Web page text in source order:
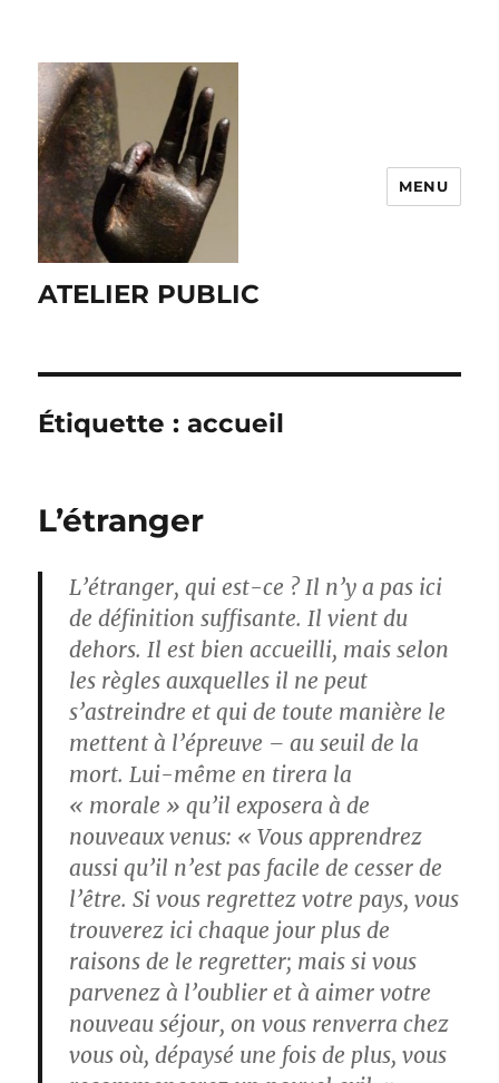
ATELIER PUBLIC
MENU
Étiquette :accueil
L’étranger
L’étranger, qui est-ce ? Il n’y a pas ici
de définition suffisante. Il vient du
dehors. Il est bien accueilli, mais selon
les règles auxquelles il ne peut
s’astreindre et qui de toute manière le
mettent à l’épreuve – au seuil de la
mort. Lui-même en tirera la
« morale » qu’il exposera à de
nouveaux venus: « Vous apprendrez
aussi qu’il n’est pas facile de cesser de
l’être. Si vous regrettez votre pays, vous
trouverez ici chaque jour plus de
raisons de le regretter; mais si vous
parvenez à l’oublier et à aimer votre
nouveau séjour, on vous renverra chez
vous où, dépaysé une fois de plus, vous